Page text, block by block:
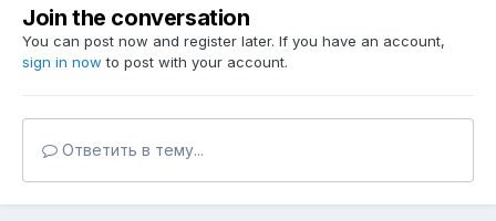
Join the conversation
You can post now and register later. If you have an account,
sign in now to post with your account.
Ответить в тему...